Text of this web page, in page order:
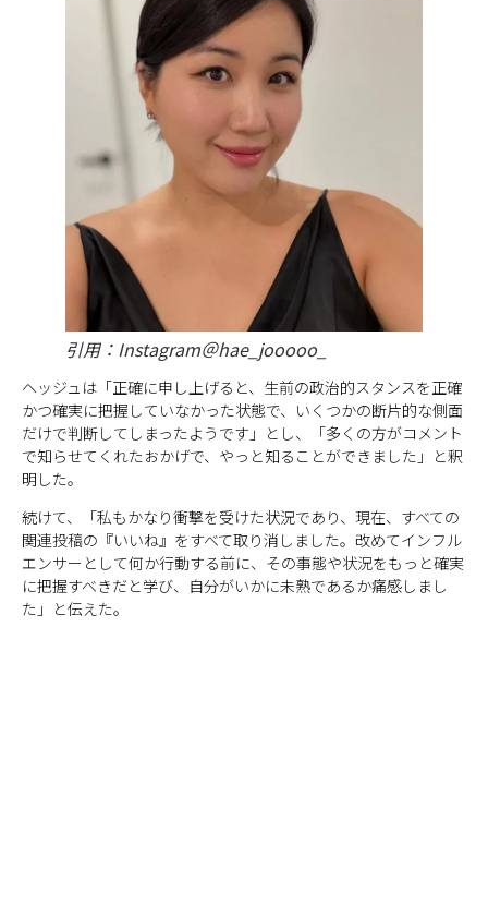
引用：Instagram＠hae_jooooo_
ヘッジュは「正確に申し上げると、生前の政治的スタンスを正確
かつ確実に把握していなかった状態で、いくつかの断片的な側面
だけで判断してしまったようです」とし、「多くの方がコメント
で知らせてくれたおかげで、やっと知ることができました」と釈
明した。
続けて、「私もかなり衝撃を受けた状況であり、現在、すべての
関連投稿の『いいね』をすべて取り消しました。改めてインフル
エンサーとして何か行動する前に、その事態や状況をもっと確実
に把握すべきだと学び、自分がいかに未熟であるか痛感しまし
た」と伝えた。